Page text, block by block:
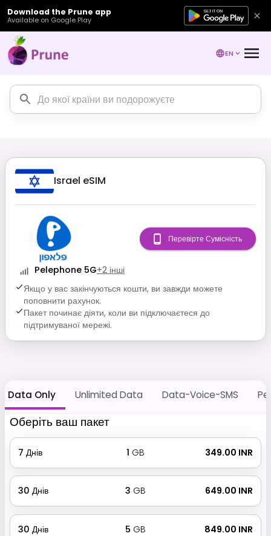
Download the Prune app
Available on Google Play
EN
Israel eSIM
Pelephone 5G+2 інші
Якщо у вас закінчуються кошти, ви завжди можете
поповнити рахунок.
Пакет починає діяти, коли ви підключаєтеся до
підтримуваної мережі.
Перевірте Сумісність
Data Only Unlimited Data Data-Voice-SMS
Оберіть ваш пакет
7 Днів 1 GB ₹ 349.00 INR
30 Днів 3 GB ₹ 649.00 INR
30 Днів 5 GB ₹ 849.00 INR